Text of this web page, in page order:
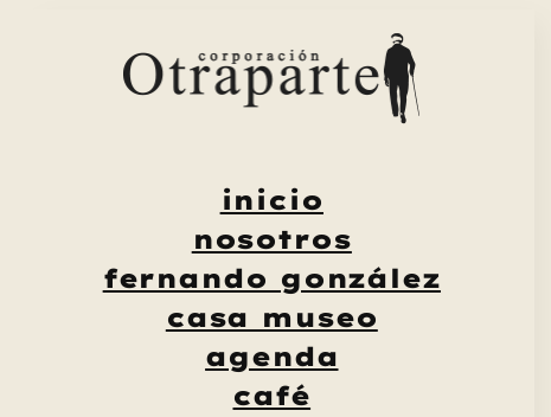
inicio
nosotros
fernando gonzález
casa museo
agenda
café